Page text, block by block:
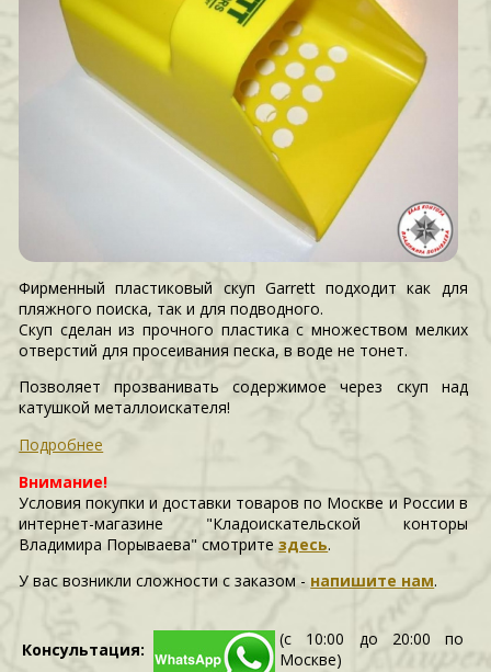
Фирменный пластиковый cкуп Garrett подходит как для
пляжного поиска, так и для подводного.
Скуп сделан из прочного пластика с множеством мелких
отверстий для просеивания песка, в воде не тонет.
Позволяет прозванивать содержимое через скуп над
катушкой металлоискателя!
Подробнее
Внимание!
Условия покупки и доставки товаров по Москве и России в
интернет-магазине "Кладоискательской конторы
Владимира Порываева" смотритездесь.
У вас возникли сложности c заказом - напишите нам.
Консультация:
(с 10:00 до 20:00 по
Москве)